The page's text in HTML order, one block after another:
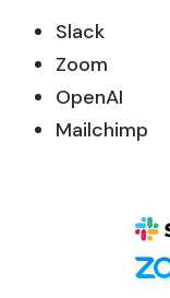
Slack
Zoom
OpenAI
Mailchimp